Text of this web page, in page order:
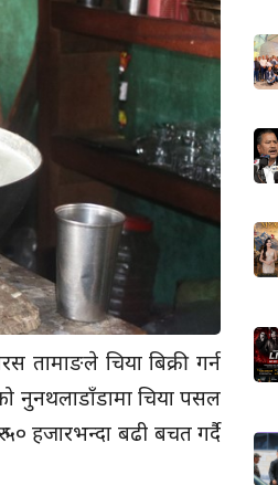
तामाङले चिया बिक्री गर्न
नुनथलाडाँडामा चिया पसल
हजारभन्दा बढी बचत गर्दै